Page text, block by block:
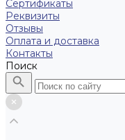
Сертификаты
Реквизиты
Отзывы
Оплата и доставка
Контакты
Поиск